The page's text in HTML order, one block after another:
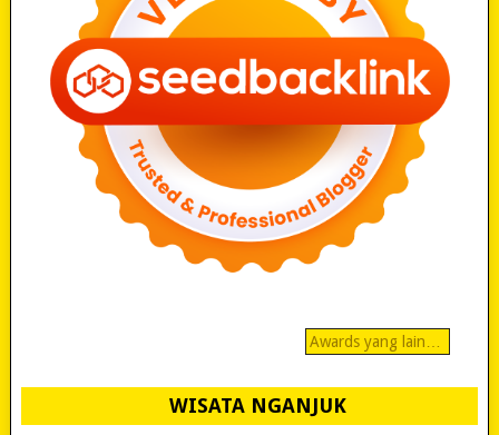
Awards yang lain…
WISATA NGANJUK